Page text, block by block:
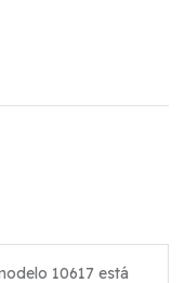
10617 está